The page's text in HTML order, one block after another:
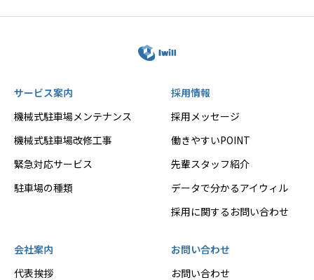
サービス案内
機械式駐車場メンテナンス
機械式駐車場改修工事
緊急対応サービス
駐車場の種類
採用情報
採用メッセージ
働きやすいPOINT
先輩スタッフ紹介
データで分かるアイウィル
採用に関するお問い合わせ
会社案内
代表挨拶
お問い合わせ
お問い合わせ